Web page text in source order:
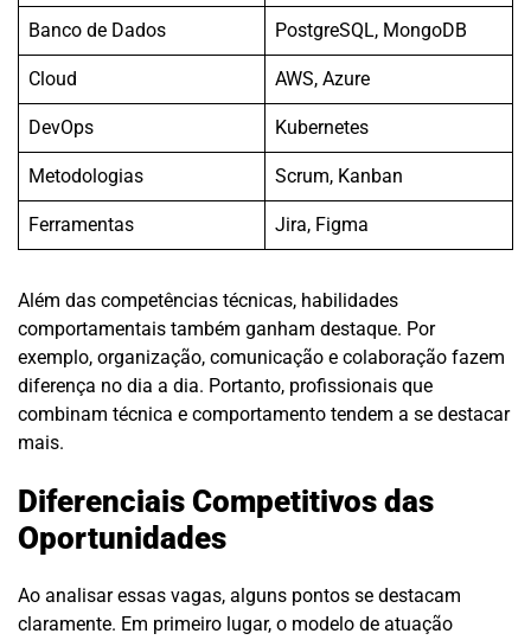
Banco de Dados PostgreSQL, MongoDB
Cloud AWS, Azure
DevOps Kubernetes
Metodologias Scrum, Kanban
Ferramentas Jira, Figma
Além das competências técnicas, habilidades
comportamentais também ganham destaque. Por
exemplo, organização, comunicação e colaboração fazem
diferença no dia a dia. Portanto, profissionais que
combinam técnica e comportamento tendem a se destacar
mais.
Diferenciais Competitivos das
Oportunidades
Ao analisar essas vagas, alguns pontos se destacam
claramente. Em primeiro lugar, o modelo de atuação